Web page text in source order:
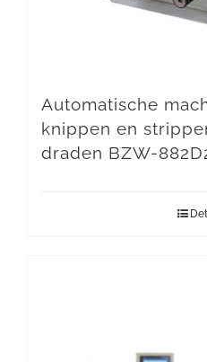
Automatische
knippen en
draden BZW-